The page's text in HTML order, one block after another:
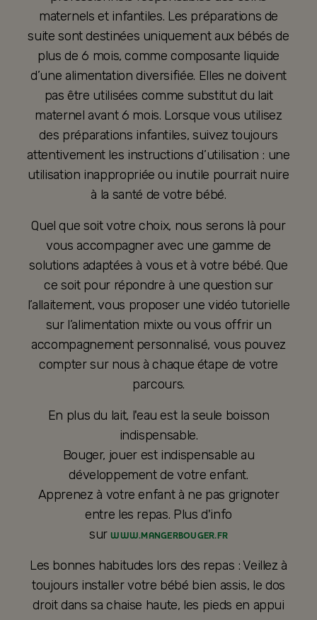
maternels et infantiles. Les préparations de
suite sont destinées uniquement aux bébés de
plus de 6 mois, comme composante liquide
d’une alimentation diversifiée. Elles ne doivent
pas être utilisées comme substitut du lait
maternel avant 6 mois. Lorsque vous utilisez
des préparations infantiles, suivez toujours
attentivement les instructions d’utilisation : une
utilisation inappropriée ou inutile pourrait nuire
à la santé de votre bébé.
Quel que soit votre choix, nous serons là pour
vous accompagner avec une gamme de
solutions adaptées à vous et à votre bébé. Que
ce soit pour répondre à une question sur
l’allaitement, vous proposer une vidéo tutorielle
sur l’alimentation mixte ou vous offrir un
accompagnement personnalisé, vous pouvez
compter sur nous à chaque étape de votre
parcours.
En plus du lait, l'eau est la seule boisson
indispensable.
Bouger, jouer est indispensable au
développement de votre enfant.
Apprenez à votre enfant à ne pas grignoter
entre les repas. Plus d'info
surWWW.MANGERBOUGER.FR
Les bonnes habitudes lors des repas : Veillez à
toujours installer votre bébé bien assis, le dos
droit dans sa chaise haute, les pieds en appui